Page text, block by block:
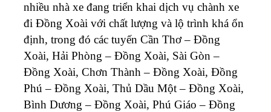
nhiều nhà xe đang triển khai dịch vụ chành xe
đi Đồng Xoài với chất lượng và lộ trình khá ổn
định, trong đó các tuyến Cần Thơ – Đồng
Xoài, Hải Phòng – Đồng Xoài, Sài Gòn –
Đồng Xoài, Chơn Thành – Đồng Xoài, Đồng
Phú – Đồng Xoài, Thủ Dầu Một – Đồng Xoài,
Bình Dương – Đồng Xoài, Phú Giáo – Đồng